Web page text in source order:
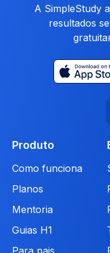
A SimpleStudy
resultados
Produto
Como funciona
Planos
Mentoria
Guias H1